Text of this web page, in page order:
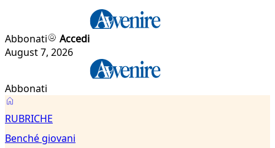
Abbonati
Accedi
August 7, 2026
Abbonati
Benché
giovani
RUBRICHE
Benché giovani